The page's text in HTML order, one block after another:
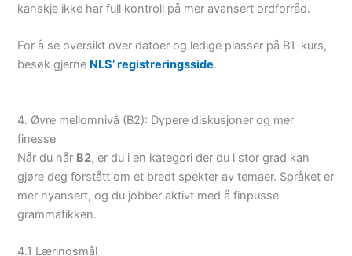
kanskje ikke har full kontroll på mer avansert ordforråd.
For å se oversikt over datoer og ledige plasser på B1-kurs,
besøk gjerne NLS’ registreringsside.
4. Øvre mellomnivå (B2): Dypere diskusjoner og mer
finesse
Når du når B2, er du i en kategori der du i stor grad kan
gjøre deg forstått om et bredt spekter av temaer. Språket er
mer nyansert, og du jobber aktivt med å finpusse
grammatikken.
4.1 Læringsmål